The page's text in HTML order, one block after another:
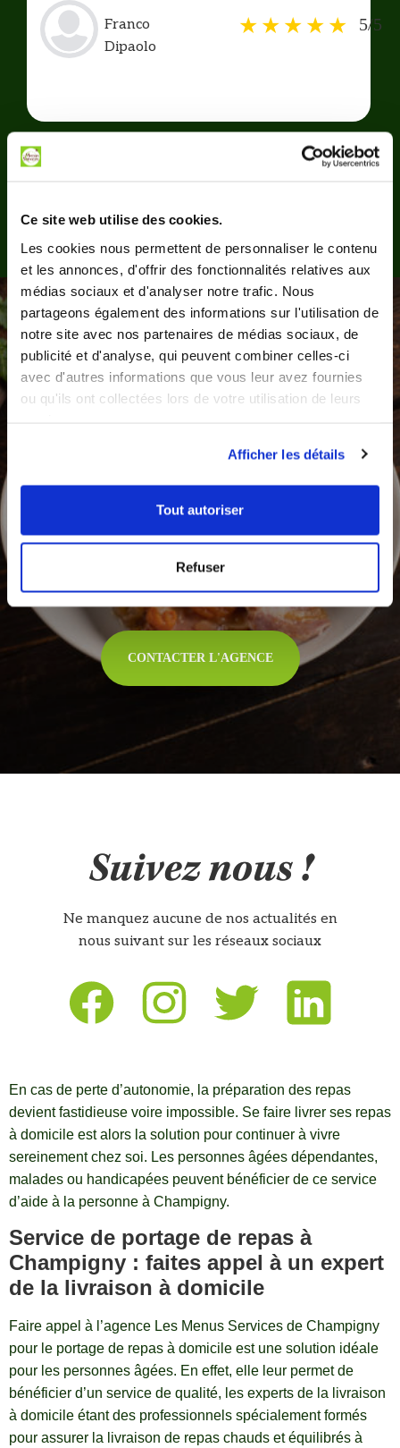
Ce site web utilise des cookies.
Les cookies nous permettent de personnaliser le contenu
et les annonces, d'offrir des fonctionnalités relatives aux
médias sociaux et d'analyser notre trafic. Nous
partageons également des informations sur l'utilisation de
notre site avec nos partenaires de médias sociaux, de
publicité et d'analyse, qui peuvent combiner celles-ci
avec d'autres informations que vous leur avez fournies
ou qu'ils ont collectées lors de votre utilisation de leurs
Afficher les détails
Tout autoriser
Refuser
Franco
Dipaolo
5/5
Faites vous livrer
en 48 h
Choisissez votre formule avec l’aide de notre équipe.
Essayez Les Menus Services sans engagement
CONTACTER L'AGENCE
Suivez nous !
Ne manquez aucune de nos actualités en
nous suivant sur les réseaux sociaux
En cas de perte d’autonomie, la préparation des repas
devient fastidieuse voire impossible. Se faire livrer ses repas
à domicile est alors la solution pour continuer à vivre
sereinement chez soi. Les personnes âgées dépendantes,
malades ou handicapées peuvent bénéficier de ce service
d’aide à la personne à Champigny.
Service de portage de repas à
Champigny : faites appel à un expert
de la livraison à domicile
Faire appel à l’agence Les Menus Services de Champigny
pour le portage de repas à domicile est une solution idéale
pour les personnes âgées. En effet, elle leur permet de
bénéficier d’un service de qualité, les experts de la livraison
à domicile étant des professionnels spécialement formés
pour assurer la livraison de repas chauds et équilibrés à